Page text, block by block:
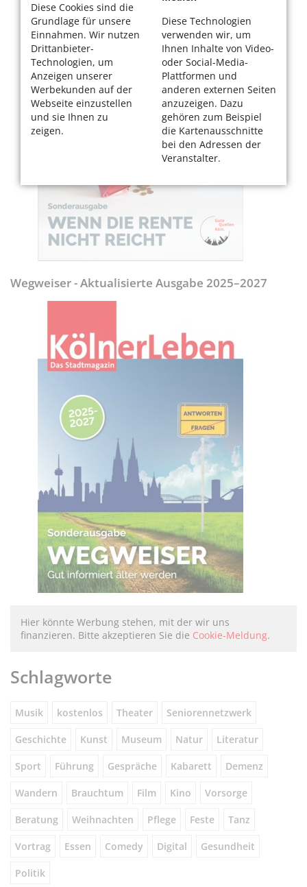
Diese Cookies sind die
Grundlage für unsere
Einnahmen. Wir nutzen
Drittanbieter-
Technologien, um
Anzeigen unserer
Werbekunden auf der
Webseite einzustellen
und sie Ihnen zu
zeigen.
Diese Technologien
verwenden wir, um
Ihnen Inhalte von Video-
oder Social-Media-
Plattformen und
anderen externen Seiten
anzuzeigen. Dazu
gehören zum Beispiel
die Kartenausschnitte
bei den Adressen der
Veranstalter.
Wegweiser - Aktualisierte Ausgabe 2025–2027
Hier könnte Werbung stehen, mit der wir uns
finanzieren. Bitte akzeptieren Sie die Cookie-Meldung.
Schlagworte
Musik kostenlos Theater Seniorennetzwerk
Geschichte Kunst Museum Natur Literatur
Sport Führung Gespräche Kabarett Demenz
Wandern Brauchtum Film Kino Vorsorge
Beratung Weihnachten Pflege Feste Tanz
Vortrag Essen Comedy Digital Gesundheit
Politik